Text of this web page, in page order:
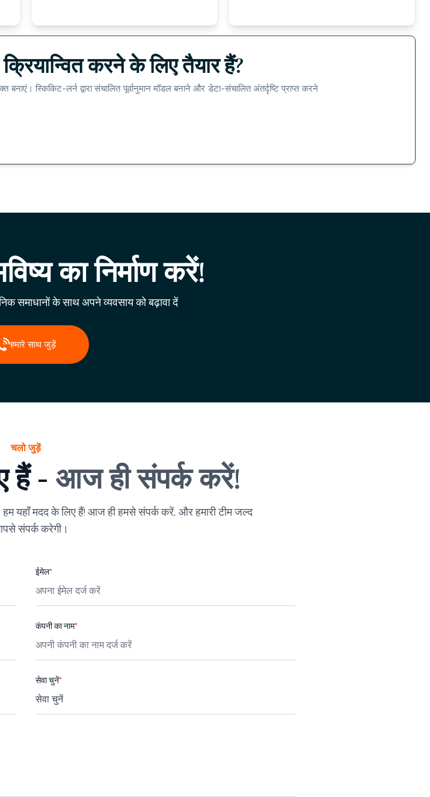
करने के लिए तैयार हैं?
स्किकिट-लर्न द्वारा संचालित पूर्वानुमान मॉडल बनाने और डेटा-संचालित अंतर्दृष्टि प्राप्त करने
का निर्माण करें!
समाधानों के साथ अपने व्यवसाय को बढ़ावा दें
हमारे साथ जुड़ें
चलो जुड़ें
हैं - आज ही संपर्क करें!
यहाँ मदद के लिए हैं! आज ही हमसे संपर्क करें, और हमारी टीम जल्द
संपर्क करेगी।
ईमेल*
कंपनी का नाम*
सेवा चुनें*